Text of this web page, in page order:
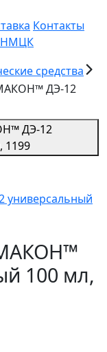
Контакты
НМЦК
средства
ДЭ-12
100 мл,